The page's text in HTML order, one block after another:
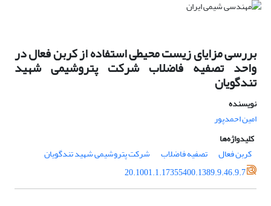
بررسی مزایای زیست محیطی استفاده از کربن فعال در
واحد تصفیه فاضلاب شرکت پتروشیمی شهید
تندگویان
نویسنده
امین احمدپور
کلیدواژه‌ها
کربن فعال
تصفیه فاضلاب
شرکت پتروشیمی شهید تندگویان
20.1001.1.17355400.1389.9.46.9.7